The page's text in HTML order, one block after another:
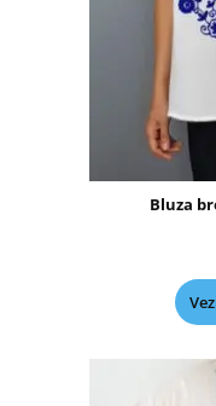
Bluza